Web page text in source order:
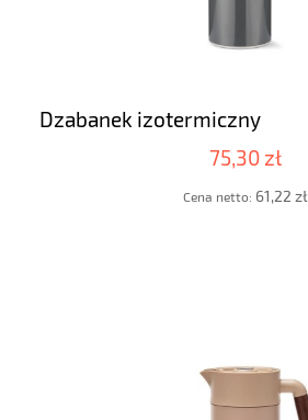
Dzabanek izotermiczny
75,30 zł
Cena netto: 61,22 zł